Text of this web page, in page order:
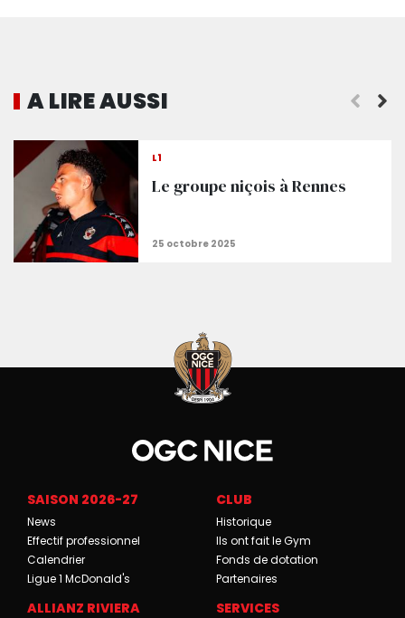
A LIRE AUSSI
L1
Le groupe niçois à Rennes
SAISON 2026-27
News
Effectif professionnel
Calendrier
Ligue 1 McDonald's
CLUB
Historique
Ils ont fait le Gym
Fonds de dotation
Partenaires
ALLIANZ RIVIERA SERVICES